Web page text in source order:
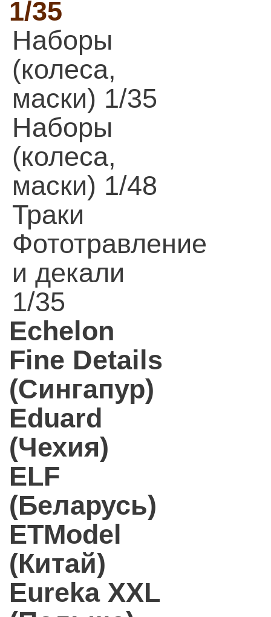
1/35
Наборы
(колеса,
маски) 1/35
Наборы
(колеса,
маски) 1/48
Траки
Фототравление
и декали
1/35
Echelon
Fine Details
(Сингапур)
Eduard
(Чехия)
ELF
(Беларусь)
ETModel
(Китай)
Eureka XXL